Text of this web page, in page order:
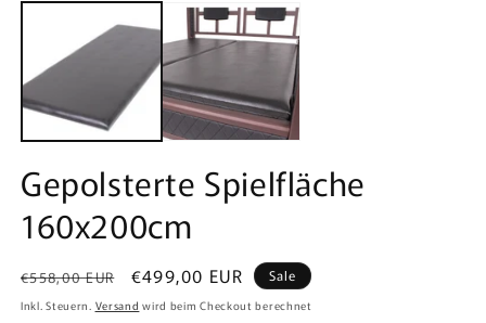
öffnen
Gepolsterte Spielfläche
160x200cm
Normaler
Preis
€558,00 EUR Verkaufspreis
€499,00 EUR Sale
Inkl. Steuern. Versand wird beim Checkout berechnet